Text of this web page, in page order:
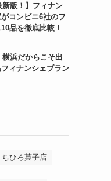
新版！】フィナン
コンビニ6社のフ
品を徹底比較！
横浜だからこそ出
ィナンシェブラン
ちひろ菓子店